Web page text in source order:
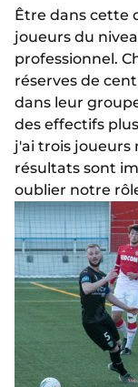
Être dans cette
joueurs du
professionnel.
réserves de
dans leur
des effectifs
j'ai trois joueurs
résultats sont
oublier notre